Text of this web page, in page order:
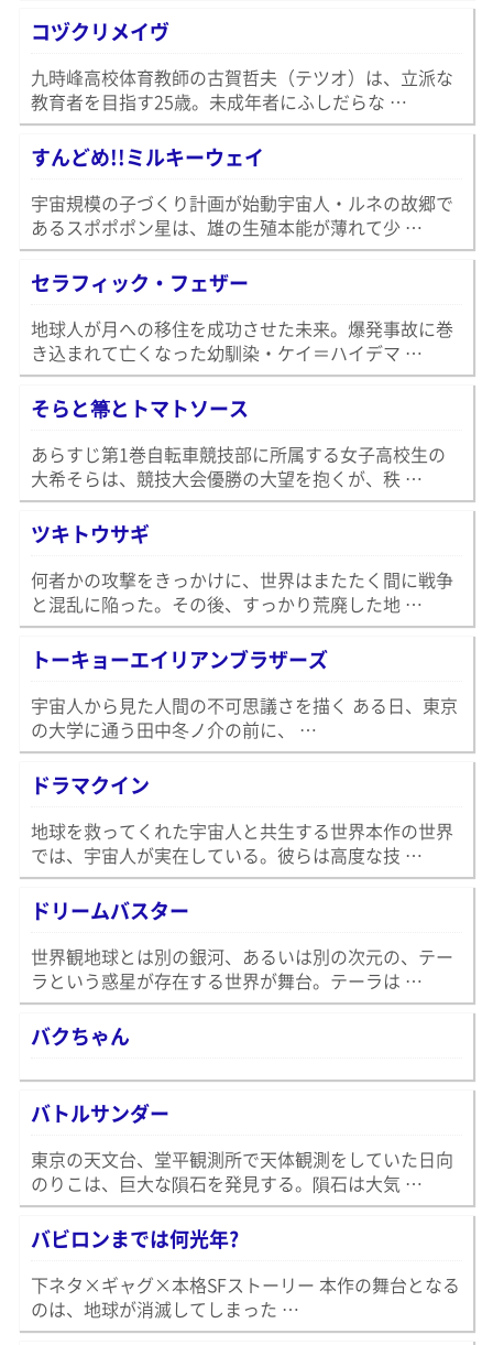
コヅクリメイヴ
九時峰高校体育教師の古賀哲夫（テツオ）は、立派な
教育者を目指す25歳。未成年者にふしだらな …
すんどめ!!ミルキーウェイ
宇宙規模の子づくり計画が始動宇宙人・ルネの故郷で
あるスポポポン星は、雄の生殖本能が薄れて少 …
セラフィック・フェザー
地球人が月への移住を成功させた未来。爆発事故に巻
き込まれて亡くなった幼馴染・ケイ＝ハイデマ …
そらと箒とトマトソース
あらすじ第1巻自転車競技部に所属する女子高校生の
大希そらは、競技大会優勝の大望を抱くが、秩 …
ツキトウサギ
何者かの攻撃をきっかけに、世界はまたたく間に戦争
と混乱に陥った。その後、すっかり荒廃した地 …
トーキョーエイリアンブラザーズ
宇宙人から見た人間の不可思議さを描く ある日、東京
の大学に通う田中冬ノ介の前に、 …
ドラマクイン
地球を救ってくれた宇宙人と共生する世界本作の世界
では、宇宙人が実在している。彼らは高度な技 …
ドリームバスター
世界観地球とは別の銀河、あるいは別の次元の、テー
ラという惑星が存在する世界が舞台。テーラは …
バクちゃん
バトルサンダー
東京の天文台、堂平観測所で天体観測をしていた日向
のりこは、巨大な隕石を発見する。隕石は大気 …
バビロンまでは何光年?
下ネタ×ギャグ×本格SFストーリー 本作の舞台となる
のは、地球が消滅してしまった …